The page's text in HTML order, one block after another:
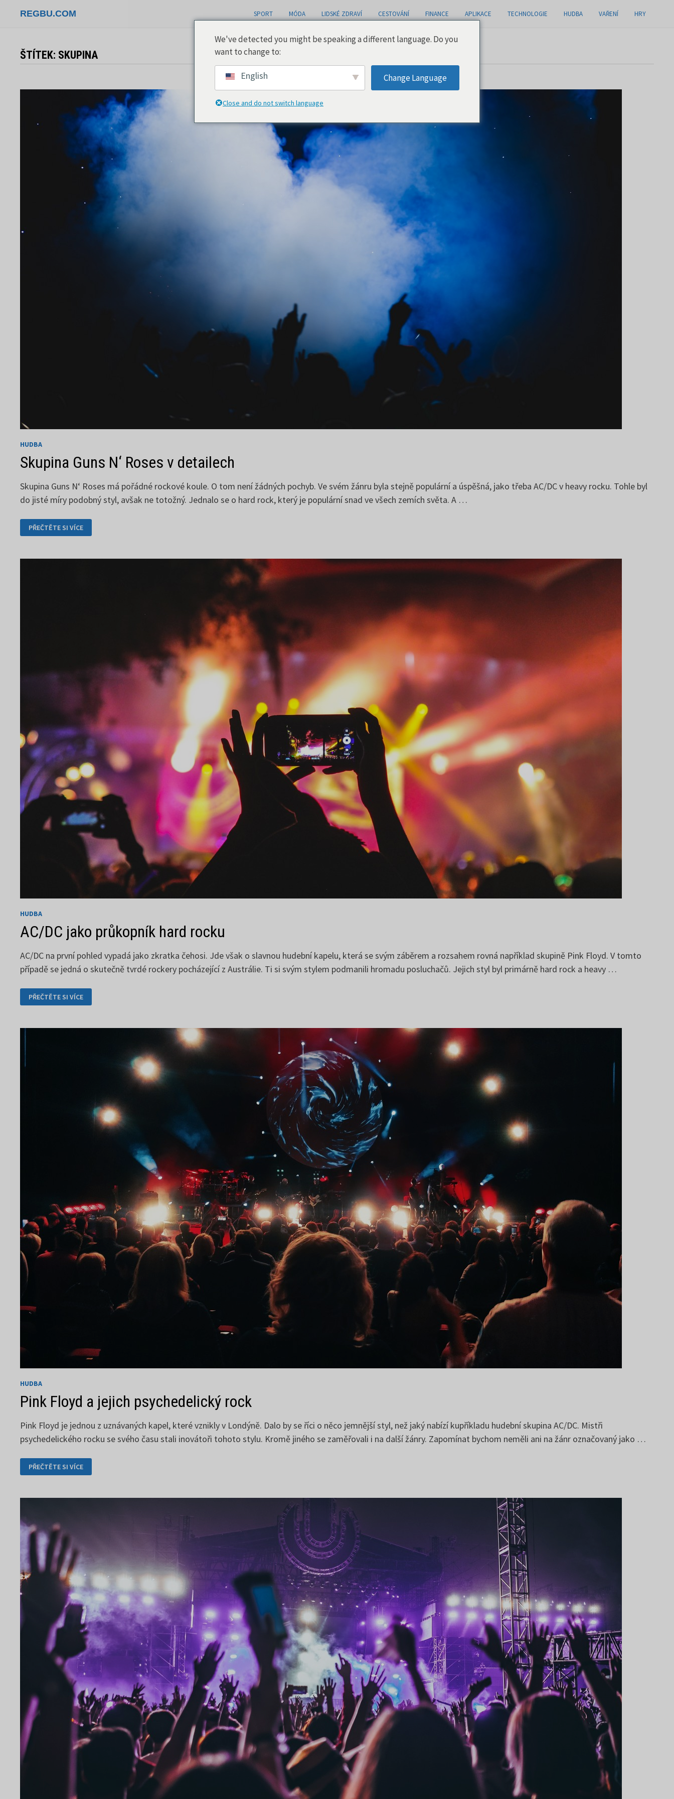
REGBU.COM SPORT MÓDA LIDSKÉ ZDRAVÍ CESTOVÁNÍ FINANCE APLIKACE TECHNOLOGIE HUDBA VAŘENÍ HRY
ŠTÍTEK: SKUPINA
HUDBA
Skupina Guns N‘ Roses v detailech
Skupina Guns N‘ Roses má pořádné rockové koule. O tom není žádných pochyb. Ve svém žánru byla stejně populární a úspěšná, jako třeba AC/DC v heavy rocku. Tohle byl
do jisté míry podobný styl, avšak ne totožný. Jednalo se o hard rock, který je populární snad ve všech zemích světa. A …
SKUPINA
GUNS
N‘
PŘEČTĚTE SI VÍCE
HUDBA
AC/DC jako průkopník hard rocku
AC/DC na první pohled vypadá jako zkratka čehosi. Jde však o slavnou hudební kapelu, která se svým záběrem a rozsahem rovná například skupině Pink Floyd. V tomto
případě se jedná o skutečně tvrdé rockery pocházející z Austrálie. Ti si svým stylem podmanili hromadu posluchačů. Jejich styl byl primárně hard rock a heavy …
AC/DC
JAKO
PRŮKOPNÍK
PŘEČTĚTE SI VÍCE
HUDBA
Pink Floyd a jejich psychedelický rock
Pink Floyd je jednou z uznávaných kapel, které vznikly v Londýně. Dalo by se říci o něco jemnější styl, než jaký nabízí kupříkladu hudební skupina AC/DC. Mistři
psychedelického rocku se svého času stali inovátoři tohoto stylu. Kromě jiného se zaměřovali i na další žánry. Zapomínat bychom neměli ani na žánr označovaný jako …
PINK
FLOYD
A
ROCK
PŘEČTĚTE SI VÍCE
We've detected you might be speaking a different language. Do you
want to change to:
English Change Language
Close and do not switch language